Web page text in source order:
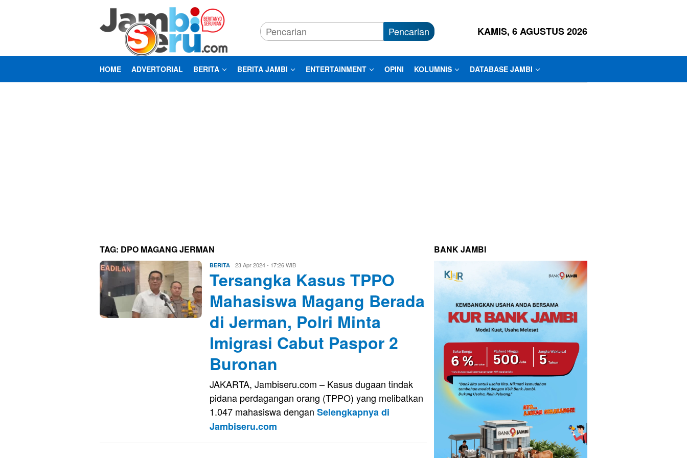
Pencarian KAMIS, 6 AGUSTUS 2026
HOME ADVERTORIAL BERITA BERITA JAMBI ENTERTAINMENT OPINI KOLUMNIS DATABASE JAMBI
TAG: DPO MAGANG JERMAN
BERITA Evo
23 Apr 2024 - 17:26 WIB
Tersangka Kasus TPPO
Mahasiswa Magang Berada
di Jerman, Polri Minta
Imigrasi Cabut Paspor 2
Buronan
JAKARTA, Jambiseru.com – Kasus dugaan tindak
pidana perdagangan orang (TPPO) yang melibatkan
1.047 mahasiswa dengan Selengkapnya di
Jambiseru.com
BANK JAMBI